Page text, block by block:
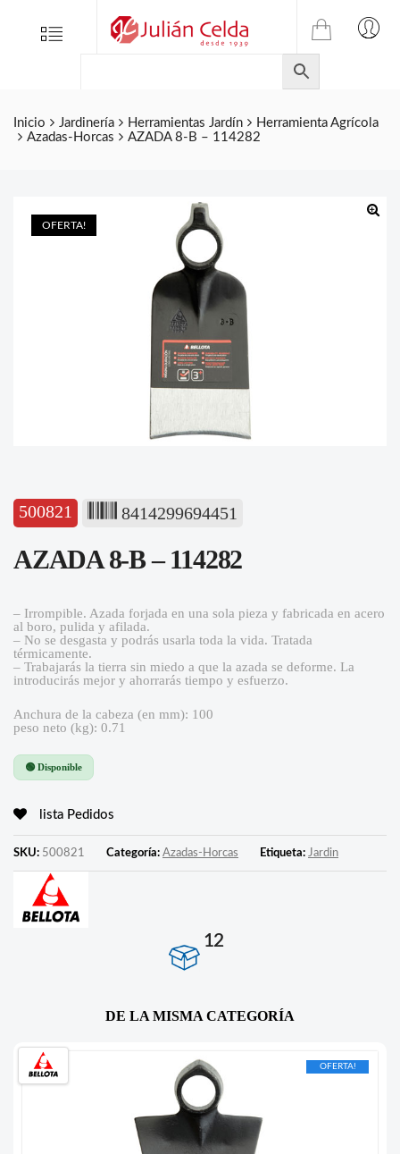
Menu
TIENDA
ONLINE
DE
JULIAN
CELDA
Inicio Jardinería Herramientas Jardín
Herramienta Agrícola
Azadas-Horcas
AZADA 8-B – 114282
OFERTA!
500821 8414299694451
AZADA 8-B – 114282
– Irrompible. Azada forjada en una sola pieza y fabricada en acero
al boro, pulida y afilada.
– No se desgasta y podrás usarla toda la vida. Tratada
térmicamente.
– Trabajarás la tierra sin miedo a que la azada se deforme. La
introducirás mejor y ahorrarás tiempo y esfuerzo.
Anchura de la cabeza (en mm): 100
peso neto (kg): 0.71
🟢 Disponible
lista Pedidos
SKU: 500821 Categoría: Azadas-Horcas Etiqueta: Jardin
12
DE LA MISMA CATEGORÍA
OFERTA!
Folletos
Contacto